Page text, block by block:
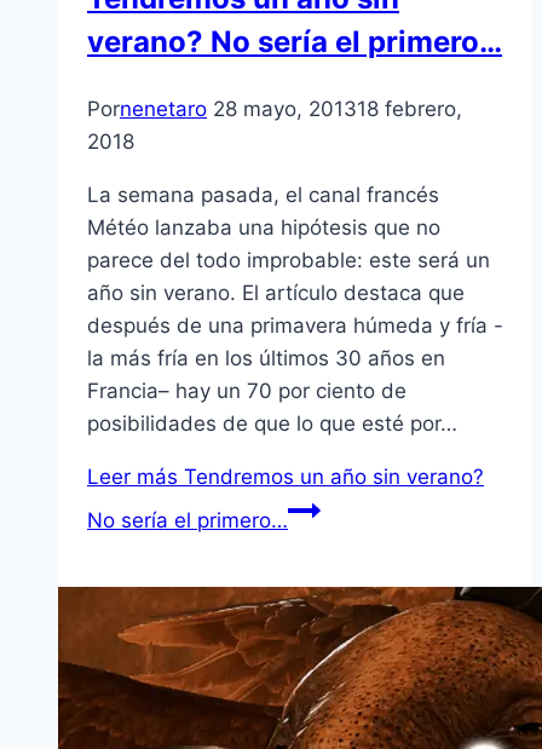
verano? No sería el primero…
Pornenetaro 28 mayo, 201318 febrero,
2018
La semana pasada, el canal francés
Météo lanzaba una hipótesis que no
parece del todo improbable: este será un
año sin verano. El artículo destaca que
después de una primavera húmeda y fría -
la más fría en los últimos 30 años en
Francia– hay un 70 por ciento de
posibilidades de que lo que esté por…
Leer más Tendremos un año sin verano?
No sería el primero…